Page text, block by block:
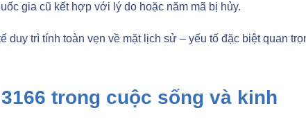
gia cũ kết hợp với lý do hoặc năm mã bị hủy.
trì tính toàn vẹn về mặt lịch sử – yếu tố đặc biệt quan
trong cuộc sống và kinh